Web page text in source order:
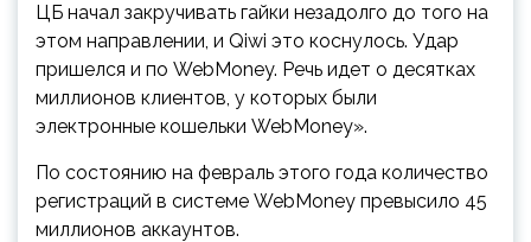
ЦБ начал закручивать гайки незадолго до того на
этом направлении, и Qiwi это коснулось. Удар
пришелся и по WebMoney. Речь идет о десятках
миллионов клиентов, у которых были
электронные кошельки WebMoney».
По состоянию на февраль этого года количество
регистраций в системе WebMoney превысило 45
миллионов аккаунтов.